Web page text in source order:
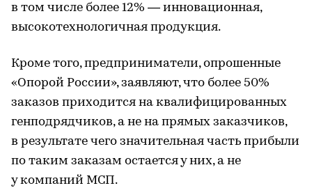
в том числе более 12% — инновационная,
высокотехнологичная продукция.
Кроме того, предприниматели, опрошенные
«Опорой России», заявляют, что более 50%
заказов приходится на квалифицированных
генподрядчиков, а не на прямых заказчиков,
в результате чего значительная часть прибыли
по таким заказам остается у них, а не
у компаний МСП.